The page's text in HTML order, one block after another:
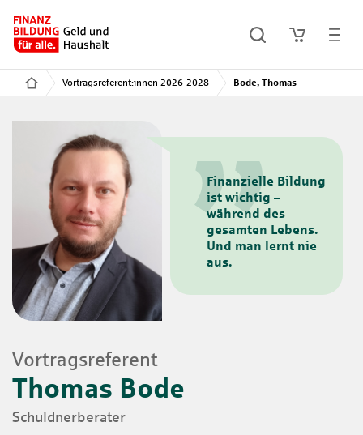
Vortragsreferent:innen 2026-2028 Bode, Thomas
Vortragsreferent
Thomas Bode
Schuldnerberater
Finanzielle Bildung
ist wichtig –
während des
gesamten Lebens.
Und man lernt nie
aus.